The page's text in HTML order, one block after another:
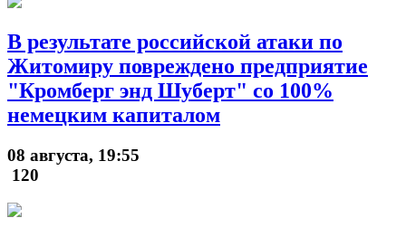
В результате российской атаки по
Житомиру повреждено предприятие
"Кромберг энд Шуберт" со 100%
немецким капиталом
08 августа, 19:55
120